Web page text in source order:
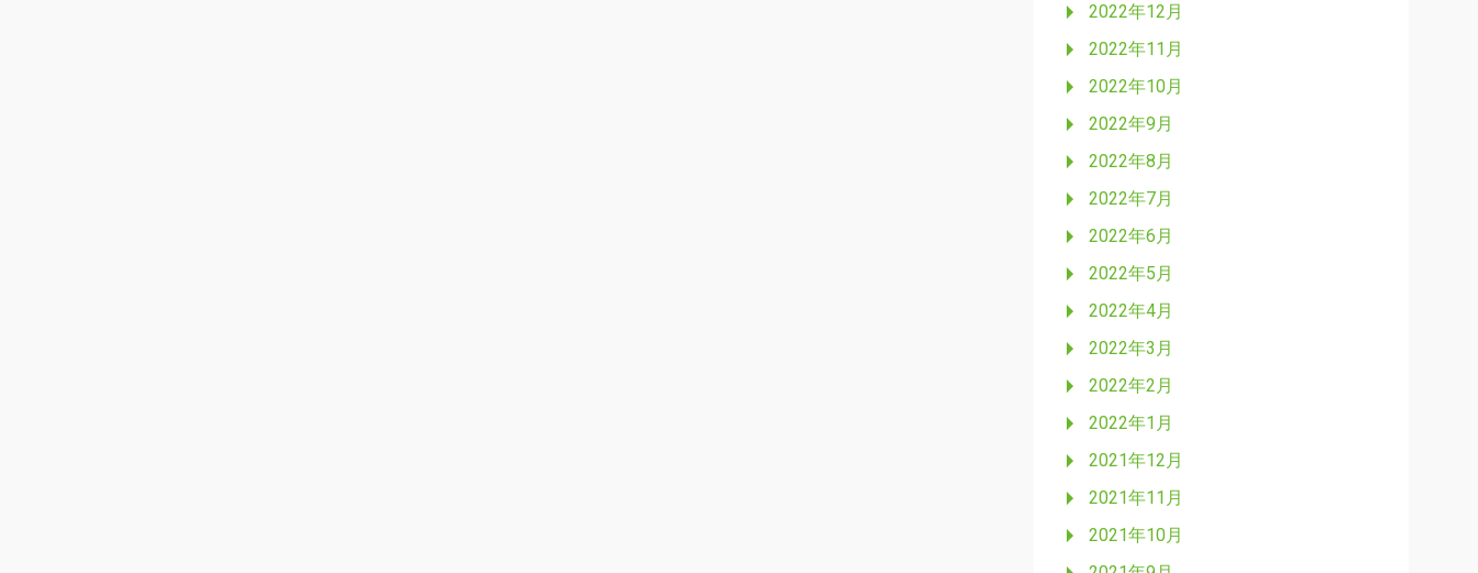
2022年12月
2022年11月
2022年10月
2022年9月
2022年8月
2022年7月
2022年6月
2022年5月
2022年4月
2022年3月
2022年2月
2022年1月
2021年12月
2021年11月
2021年10月